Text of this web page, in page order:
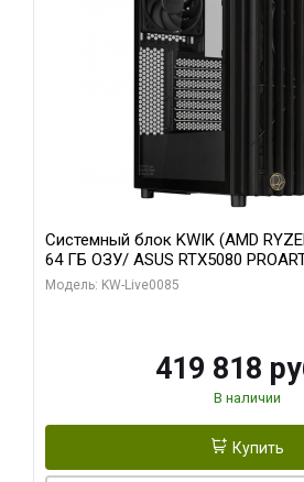
Системный блок KWIK (AMD
64 ГБ ОЗУ/ ASUS RTX5080
256bit Type-C DP 2/ 960 ГБ SSD)
Модель: KW-Live0085
419 818
В наличии
Купить